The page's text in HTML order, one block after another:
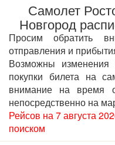
Самолет
Новгород
Просим обратить
отправления и
Возможны
покупки билета на
внимание на время
непосредственно на
Рейсов на 7 августа
поиском